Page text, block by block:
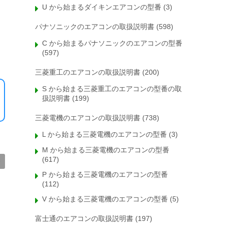
U から始まるダイキンエアコンの型番 (3)
パナソニックのエアコンの取扱説明書 (598)
C から始まるパナソニックのエアコンの型番
(597)
三菱重工のエアコンの取扱説明書 (200)
S から始まる三菱重工のエアコンの型番の取
扱説明書 (199)
三菱電機のエアコンの取扱説明書 (738)
L から始まる三菱電機のエアコンの型番 (3)
M から始まる三菱電機のエアコンの型番
(617)
P から始まる三菱電機のエアコンの型番
(112)
V から始まる三菱電機のエアコンの型番 (5)
富士通のエアコンの取扱説明書 (197)